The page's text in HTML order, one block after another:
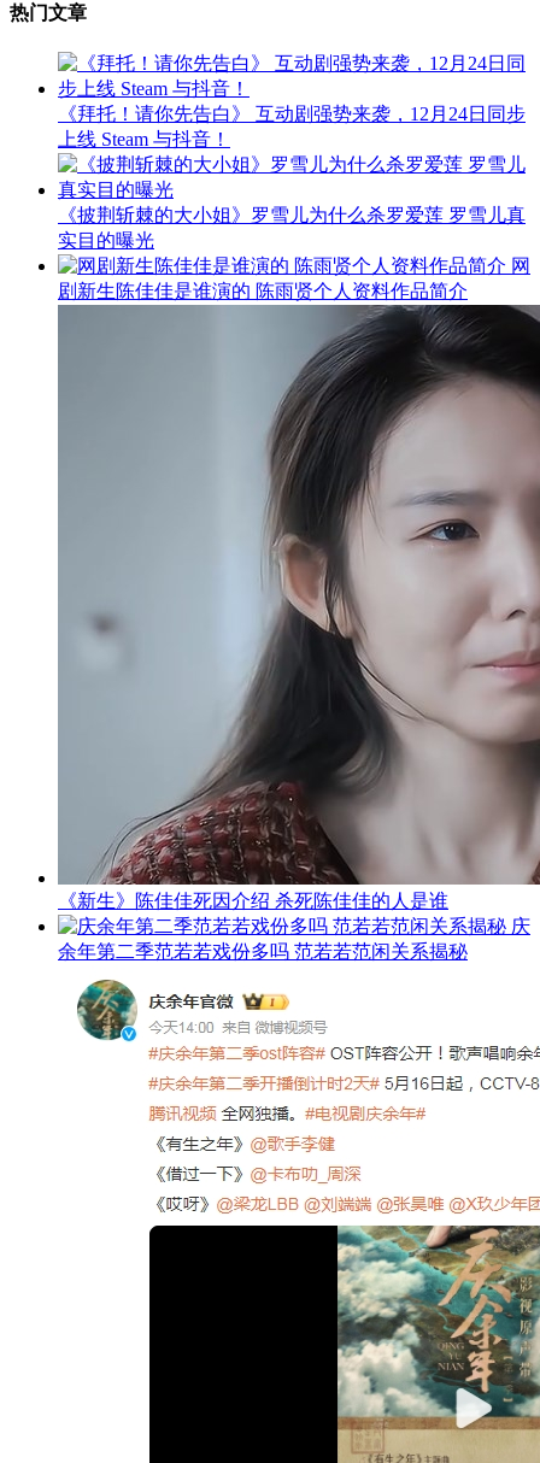
热门文章
《拜托！请你先告白》 互动剧强势来袭，12月24日同步
上线 Steam 与抖音！
《披荆斩棘的大小姐》罗雪儿为什么杀罗爱莲 罗雪儿真
实目的曝光
网
剧新生陈佳佳是谁演的 陈雨贤个人资料作品简介
《新生》陈佳佳死因介绍 杀死陈佳佳的人是谁
庆
余年第二季范若若戏份多吗 范若若范闲关系揭秘